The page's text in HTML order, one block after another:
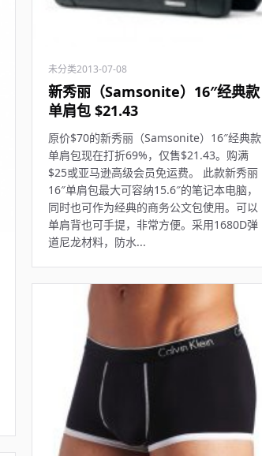
未分类2013-07-08
新秀丽（Samsonite）16″经典款
单肩包 $21.43
原价$70的新秀丽（Samsonite）16″经典款
单肩包现在打折69%，仅售$21.43。购满
$25或亚马逊高级会员免运费。 此款新秀丽
16″单肩包最大可容纳15.6″的笔记本电脑，
同时也可作为经典的商务公文包使用。可以
单肩背也可手提，非常方便。采用1680D弹
道尼龙材料，防水...